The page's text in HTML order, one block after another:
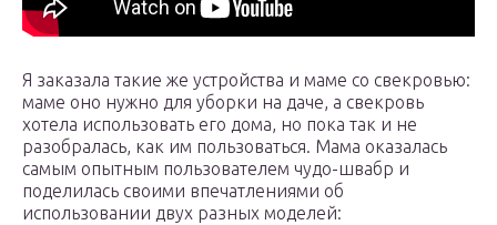
Я заказала такие же устройства и маме со свекровью:
маме оно нужно для уборки на даче, а свекровь
хотела использовать его дома, но пока так и не
разобралась, как им пользоваться. Мама оказалась
самым опытным пользователем чудо-швабр и
поделилась своими впечатлениями об
использовании двух разных моделей: